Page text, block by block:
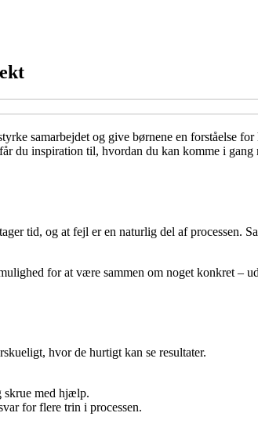
samarbejdet og give børnene en forståelse
du inspiration til, hvordan du kan komme i gang
tid, og at fejl er en naturlig del af processen.
for at være sammen om noget konkret –
hvor de hurtigt kan se resultater.
skrue med hjælp.
for flere trin i processen.